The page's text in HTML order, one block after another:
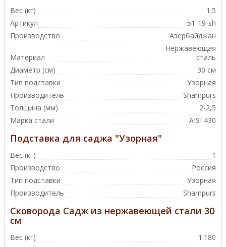
Вес (кг)
1.5
Артикул
51-19-sh
Производство
Азербайджан
Материал
Нержавеющая
сталь
Диаметр (см)
30 см
Тип подставки
Узорная
Производитель
Shampurs
Толщина (мм)
2-2,5
Марка стали
AISI 430
Подставка для саджа "Узорная"
Вес (кг)
1
Производство
Россия
Тип подставки
Узорная
Производитель
Shampurs
Сковорода Садж из нержавеющей стали 30
см
Вес (кг)
1.180